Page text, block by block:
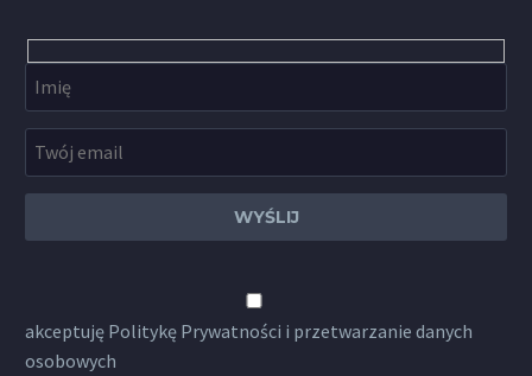
akceptuję Politykę Prywatności i przetwarzanie danych
osobowych